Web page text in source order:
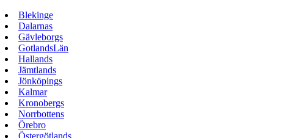
Blekinge
Dalarnas
Gävleborgs
GotlandsLän
Hallands
Jämtlands
Jönköpings
Kalmar
Kronobergs
Norrbottens
Örebro
Östergötlands